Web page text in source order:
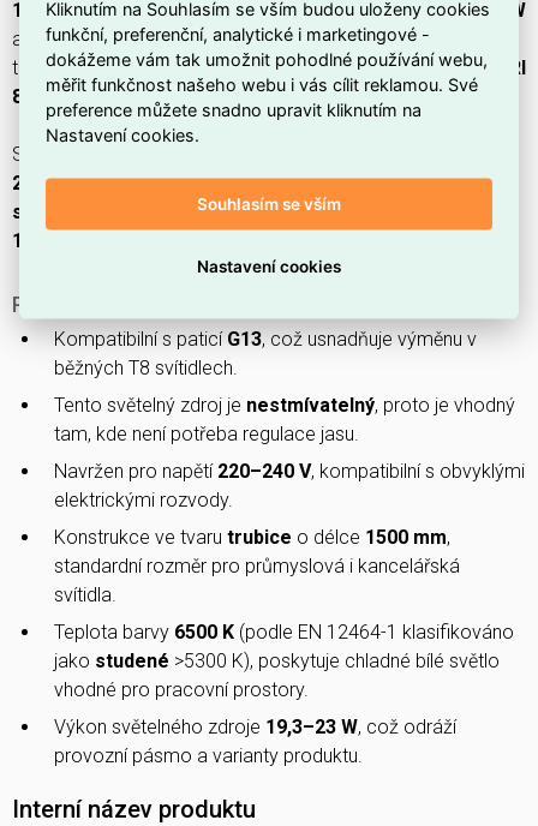
19.3W/23W 865 T8(EAN 8721103139214) nabízí19,3–23 W
a světelný tok3100–3700 lmpři účinnosti160 lm/W
teplotou barvy6500 K(studená) a indexem podání barev
CRI
80–89, přičemž průměrná životnost je75 000 h.
Světlo má patici
220–240 Va označeníT8; je vyrobeno zeskla,není
stmívatelné
a spadá do energetické třídy
190°
PROČ SI VYBRAT TENTO SVĚTELNÝ ZDROJ?
Kompatibilní s paticí G13, což usnadňuje výměnu v
běžných T8 svítidlech.
Tento světelný zdroj je nestmívatelný, proto je vhodný
tam, kde není potřeba regulace jasu.
Navržen pro napětí 220–240 V, kompatibilní s obvyklými
elektrickými rozvody.
Konstrukce ve tvaru trubice o délce 1500 mm,
standardní rozměr pro průmyslová i kancelářská
svítidla.
Teplota barvy 6500 K (podle EN 12464-1 klasifikováno
jako studené >5300 K), poskytuje chladné bílé světlo
vhodné pro pracovní prostory.
Výkon světelného zdroje 19,3–23 W, což odráží
provozní pásmo a varianty produktu.
Interní název produktu
Kliknutím na Souhlasím se vším budou uloženy cookies
funkční, preferenční, analytické i marketingové -
dokážeme vám tak umožnit pohodlné používání webu,
měřit funkčnost našeho webu i vás cílit reklamou. Své
preference můžete snadno upravit kliknutím na
Nastavení cookies.
Souhlasím se vším
Nastavení cookies